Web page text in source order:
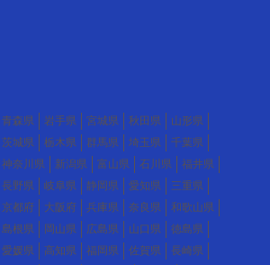
青森県 岩手県 宮城県 秋田県
山形県
茨城県 栃木県 群馬県 埼玉県
千葉県
神奈川県 新潟県 富山県 石川県
福井県
長野県 岐阜県 静岡県 愛知県
三重県
京都府 大阪府 兵庫県 奈良県
和歌山県
島根県 岡山県 広島県 山口県
徳島県
愛媛県 高知県 福岡県 佐賀県 長崎県